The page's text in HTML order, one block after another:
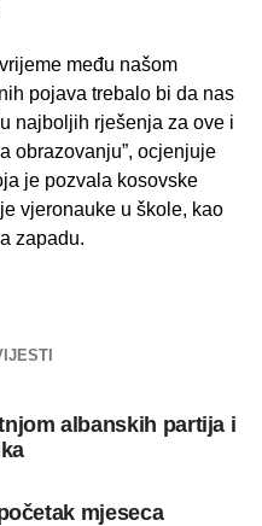
među našom
pojava trebalo bi da nas
najboljih rješenja za ove i
obrazovanju”, ocjenjuje
je pozvala kosovske
vjeronauke u škole, kao
zapadu.
albanskih partija i
mjeseca